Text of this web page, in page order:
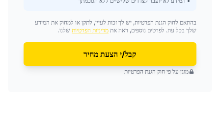
בהתאם לחוק הגנת הפרטיות, יש לך זכות לעיין, לתקן או למחוק את המידע
שלך בכל עת. לפרטים נוספים, ראה את מדיניות הפרטיות שלנו.
קבל/י הצעת מחיר
מוגן על פי חוק הגנת הפרטיות